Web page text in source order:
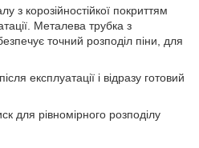
з корозійностійкої покриттям
Металева трубка з
точний розподіл піни, для
експлуатації і відразу готовий
для рівномірного розподілу